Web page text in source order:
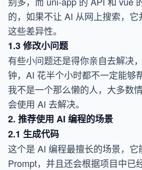
的，如果不让 AI 从网上搜索，
这些差异性。
1.3 修改小问题
有些小问题还是得你亲自去解决
钟，AI 花半个小时都不一定能够
我不是一个那么懒的人，大多数
会使用 AI 去解决。
2. 推荐使用 AI 编程的场景
2.1 生成代码
这个是 AI 编程最擅长的场景，它
Prompt，并且还会根据项目中已